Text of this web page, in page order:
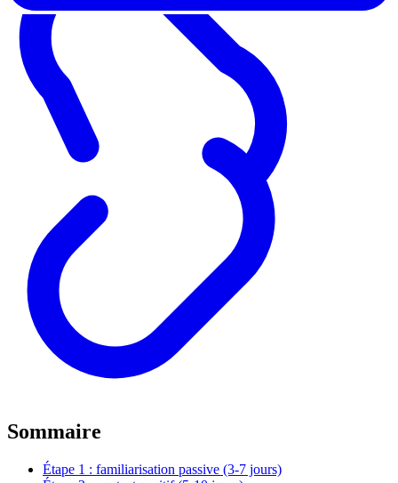
Sommaire
Étape 1 : familiarisation passive (3-7 jours)